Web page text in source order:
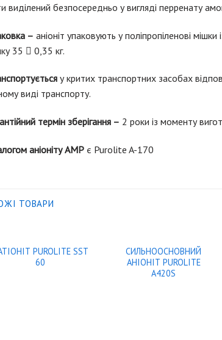
виділений безпосередньо у вигляді перренату
– аніоніт упаковують у поліпропіленові
35  0,35 кг.
у критих транспортних засобах
виді транспорту.
термін зберігання – 2 роки із моменту
аніонітуАМРє Purolite A-170
ТОВАРИ
PUROLITE SST
60
СИЛЬНООСНОВНИЙ
АНIОНIТ PUROLITE
A420S